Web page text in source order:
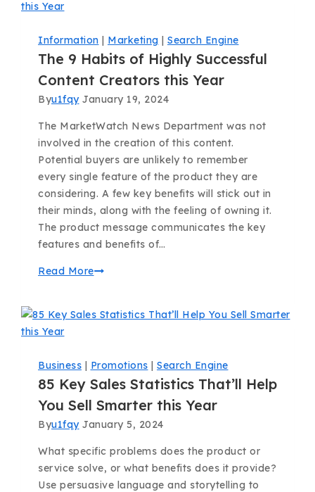
Information | Marketing | Search Engine
The 9 Habits of Highly Successful
Content Creators this Year
Byu1fqy January 19, 2024
The MarketWatch News Department was not
involved in the creation of this content.
Potential buyers are unlikely to remember
every single feature of the product they are
considering. A few key benefits will stick out in
their minds, along with the feeling of owning it.
The product message communicates the key
features and benefits of…
Read More
Business | Promotions | Search Engine
85 Key Sales Statistics That’ll Help
You Sell Smarter this Year
Byu1fqy January 5, 2024
What specific problems does the product or
service solve, or what benefits does it provide?
Use persuasive language and storytelling to